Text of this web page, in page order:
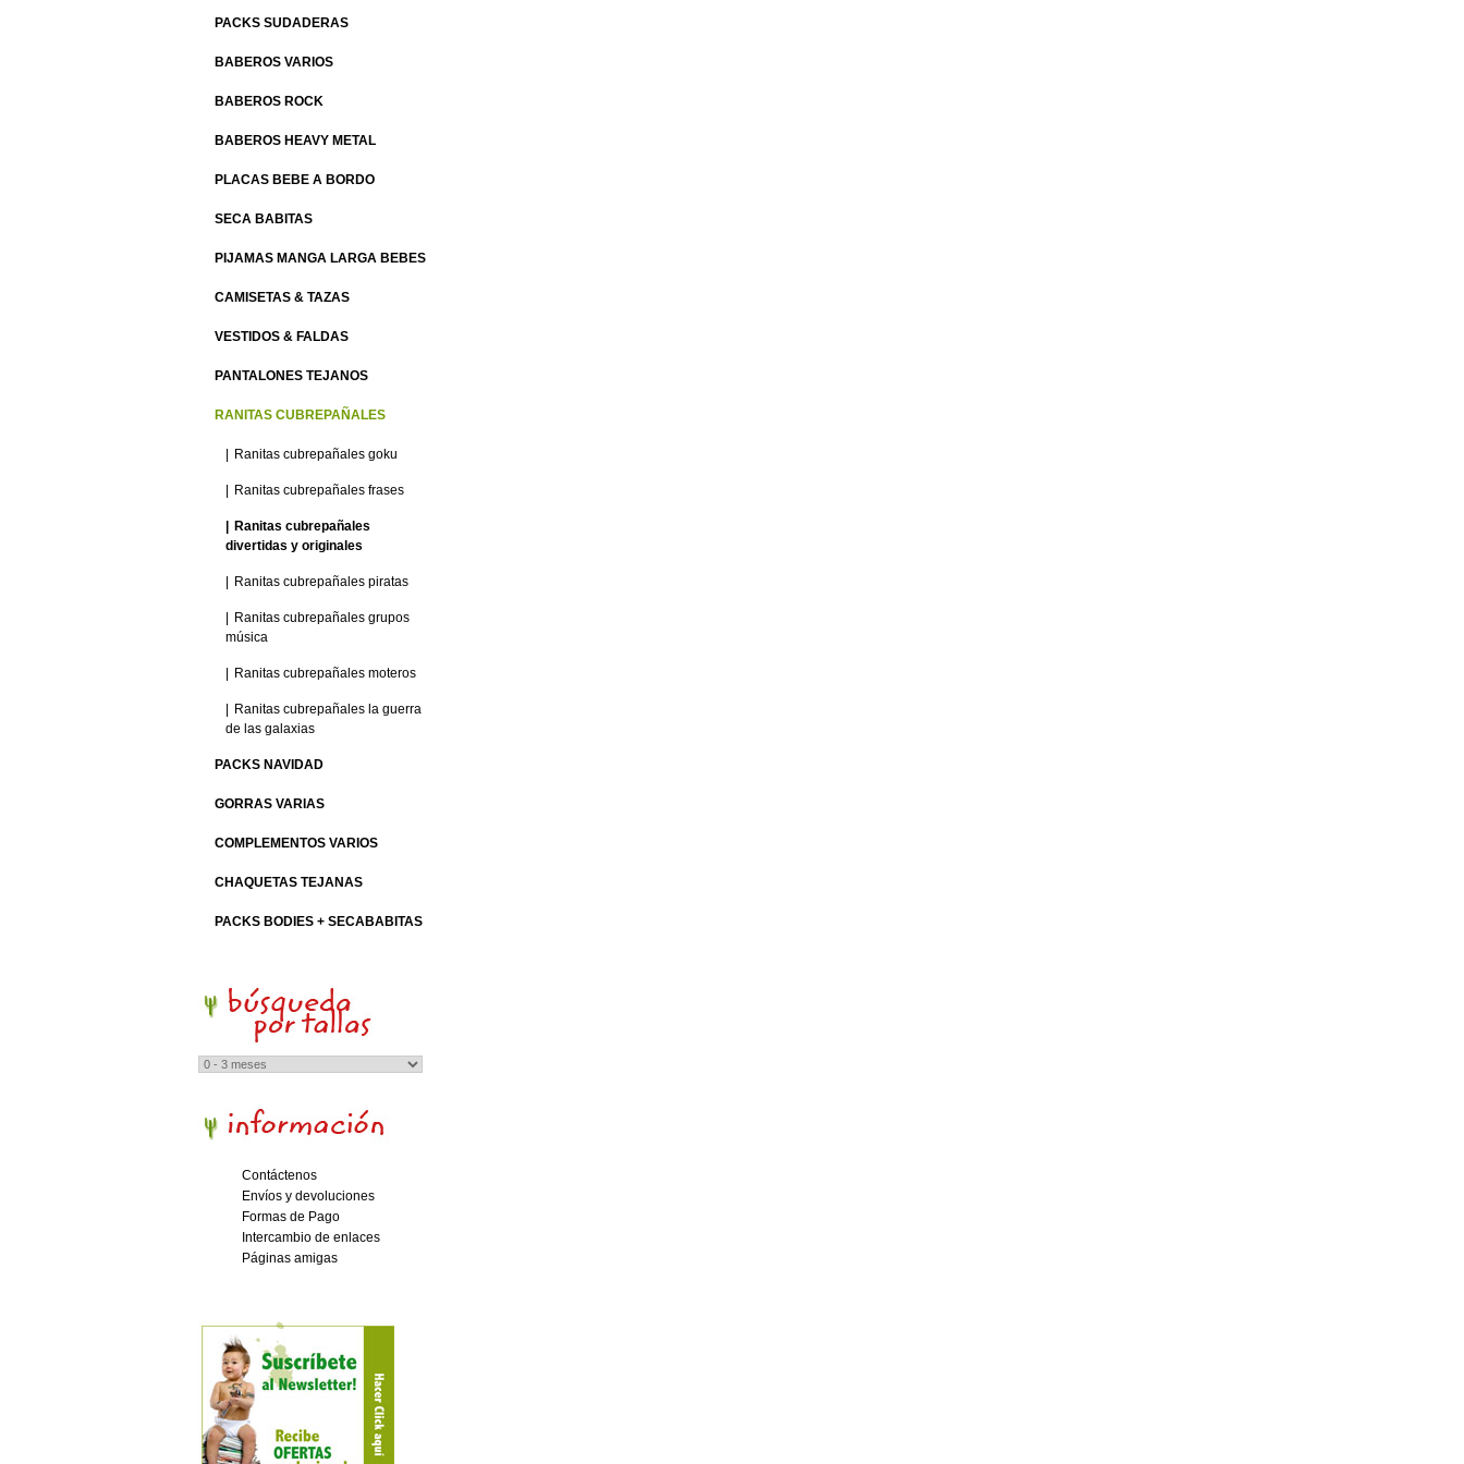
PACKS SUDADERAS
BABEROS VARIOS
BABEROS ROCK
BABEROS HEAVY METAL
PLACAS BEBE A BORDO
SECA BABITAS
PIJAMAS MANGA LARGA BEBES
CAMISETAS & TAZAS
VESTIDOS & FALDAS
PANTALONES TEJANOS
RANITAS CUBREPAÑALES
Ranitas cubrepañales goku
Ranitas cubrepañales frases
Ranitas cubrepañales
divertidas y originales
Ranitas cubrepañales piratas
Ranitas cubrepañales grupos
música
Ranitas cubrepañales moteros
Ranitas cubrepañales la guerra
de las galaxias
PACKS NAVIDAD
GORRAS VARIAS
COMPLEMENTOS VARIOS
CHAQUETAS TEJANAS
PACKS BODIES + SECABABITAS
Contáctenos
Envíos y devoluciones
Formas de Pago
Intercambio de enlaces
Páginas amigas